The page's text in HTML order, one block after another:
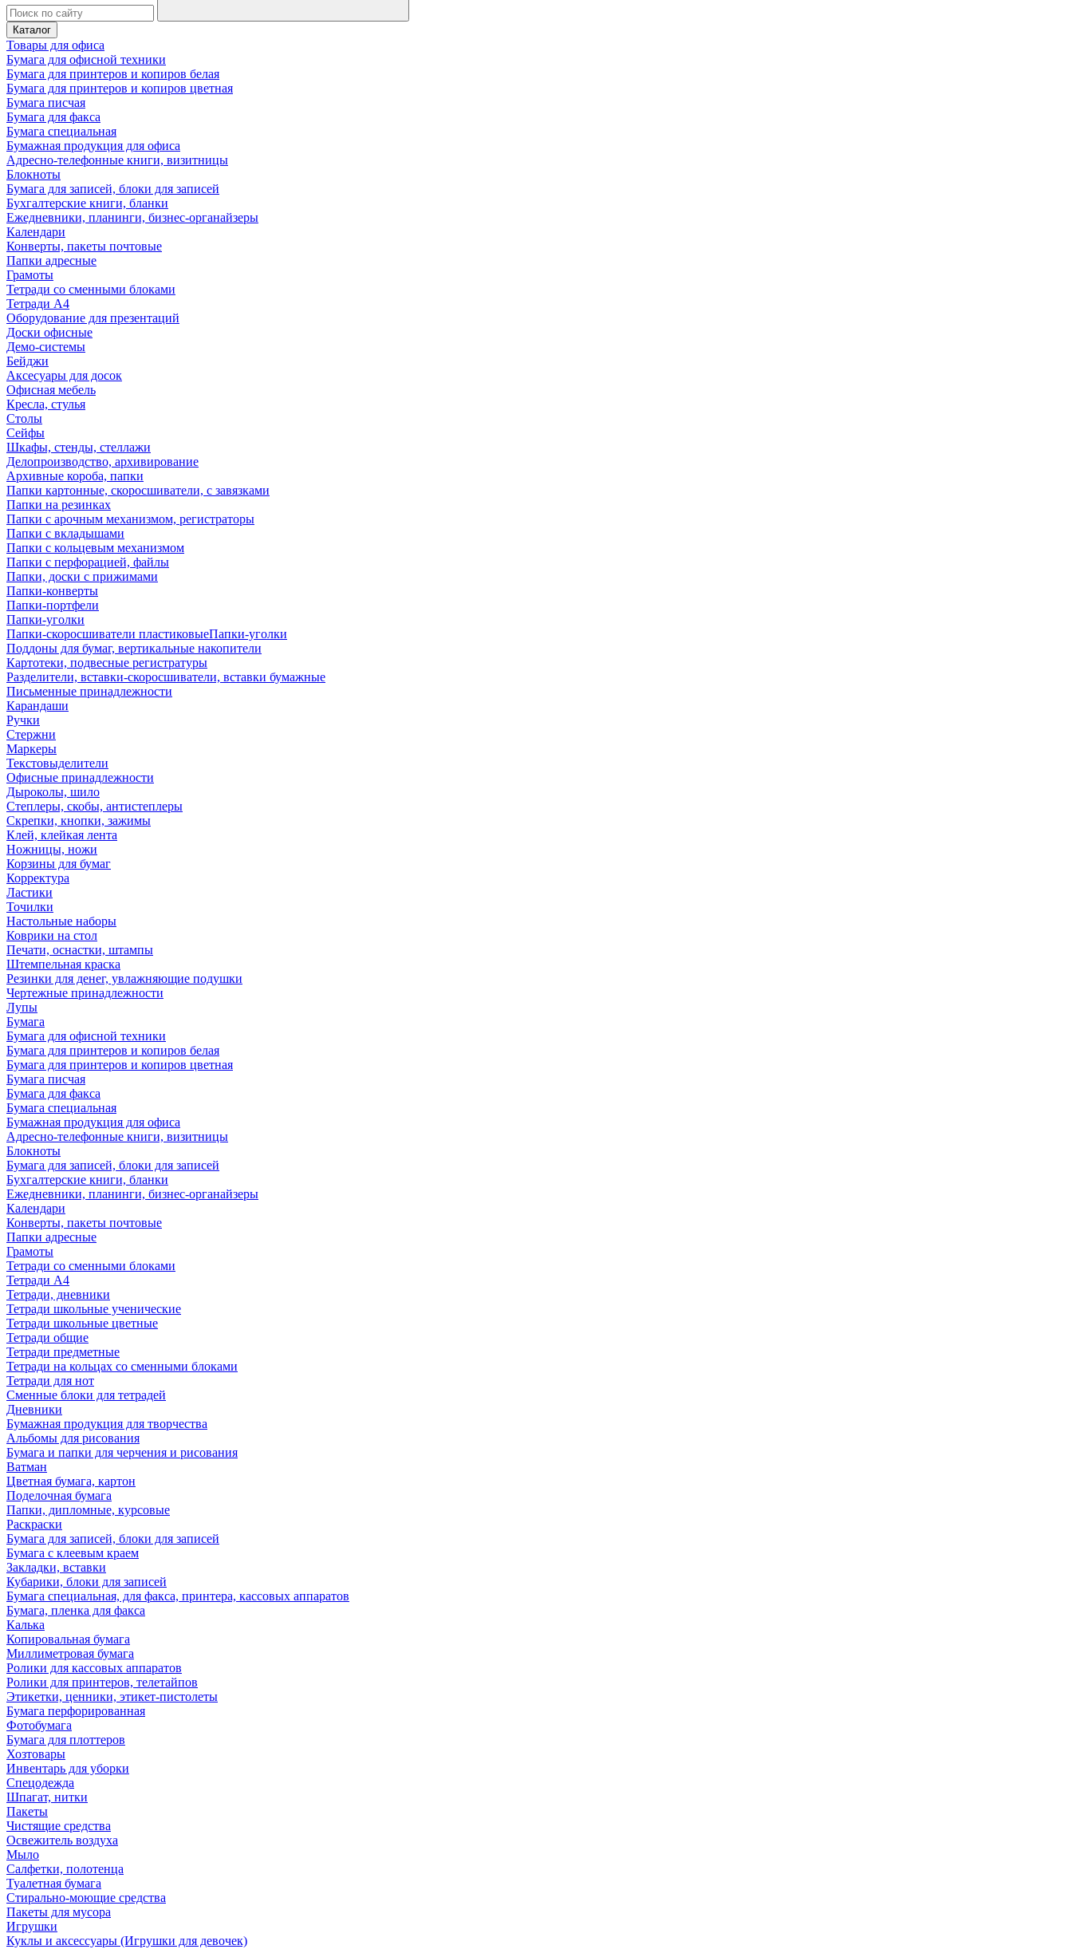
Каталог
Товары для офиса
Бумага для офисной техники
Бумага для принтеров и копиров белая
Бумага для принтеров и копиров цветная
Бумага писчая
Бумага для факса
Бумага специальная
Бумажная продукция для офиса
Адресно-телефонные книги, визитницы
Блокноты
Бумага для записей, блоки для записей
Бухгалтерские книги, бланки
Ежедневники, планинги, бизнес-органайзеры
Календари
Конверты, пакеты почтовые
Папки адресные
Грамоты
Тетради со сменными блоками
Тетради А4
Оборудование для презентаций
Доски офисные
Демо-системы
Бейджи
Аксесуары для досок
Офисная мебель
Кресла, стулья
Столы
Сейфы
Шкафы, стенды, стеллажи
Делопроизводство, архивирование
Архивные короба, папки
Папки картонные, скоросшиватели, с завязками
Папки на резинках
Папки с арочным механизмом, регистраторы
Папки с вкладышами
Папки с кольцевым механизмом
Папки с перфорацией, файлы
Папки, доски с прижимами
Папки-конверты
Папки-портфели
Папки-уголки
Папки-скоросшиватели пластиковыеПапки-уголки
Поддоны для бумаг, вертикальные накопители
Картотеки, подвесные регистратуры
Разделители, вставки-скоросшиватели, вставки бумажные
Письменные принадлежности
Карандаши
Ручки
Стержни
Маркеры
Текстовыделители
Офисные принадлежности
Дыроколы, шило
Степлеры, скобы, антистеплеры
Скрепки, кнопки, зажимы
Клей, клейкая лента
Ножницы, ножи
Корзины для бумаг
Корректура
Ластики
Точилки
Настольные наборы
Коврики на стол
Печати, оснастки, штампы
Штемпельная краска
Резинки для денег, увлажняющие подушки
Чертежные принадлежности
Лупы
Бумага
Бумага для офисной техники
Бумага для принтеров и копиров белая
Бумага для принтеров и копиров цветная
Бумага писчая
Бумага для факса
Бумага специальная
Бумажная продукция для офиса
Адресно-телефонные книги, визитницы
Блокноты
Бумага для записей, блоки для записей
Бухгалтерские книги, бланки
Ежедневники, планинги, бизнес-органайзеры
Календари
Конверты, пакеты почтовые
Папки адресные
Грамоты
Тетради со сменными блоками
Тетради А4
Тетради, дневники
Тетради школьные ученические
Тетради школьные цветные
Тетради общие
Тетради предметные
Тетради на кольцах со сменными блоками
Тетради для нот
Сменные блоки для тетрадей
Дневники
Бумажная продукция для творчества
Альбомы для рисования
Бумага и папки для черчения и рисования
Ватман
Цветная бумага, картон
Поделочная бумага
Папки, дипломные, курсовые
Раскраски
Бумага для записей, блоки для записей
Бумага с клеевым краем
Закладки, вставки
Кубарики, блоки для записей
Бумага специальная, для факса, принтера, кассовых аппаратов
Бумага, пленка для факса
Калька
Копировальная бумага
Миллиметровая бумага
Ролики для кассовых аппаратов
Ролики для принтеров, телетайпов
Этикетки, ценники, этикет-пистолеты
Бумага перфорированная
Фотобумага
Бумага для плоттеров
Хозтовары
Инвентарь для уборки
Спецодежда
Шпагат, нитки
Пакеты
Чистящие средства
Освежитель воздуха
Мыло
Салфетки, полотенца
Туалетная бумага
Стирально-моющие средства
Пакеты для мусора
Игрушки
Куклы и аксессуары (Игрушки для девочек)